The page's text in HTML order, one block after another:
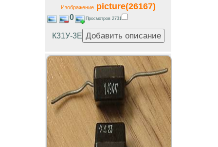
Изображениеpicture(26167)
0 Просмотров 2731
К31У-3Е